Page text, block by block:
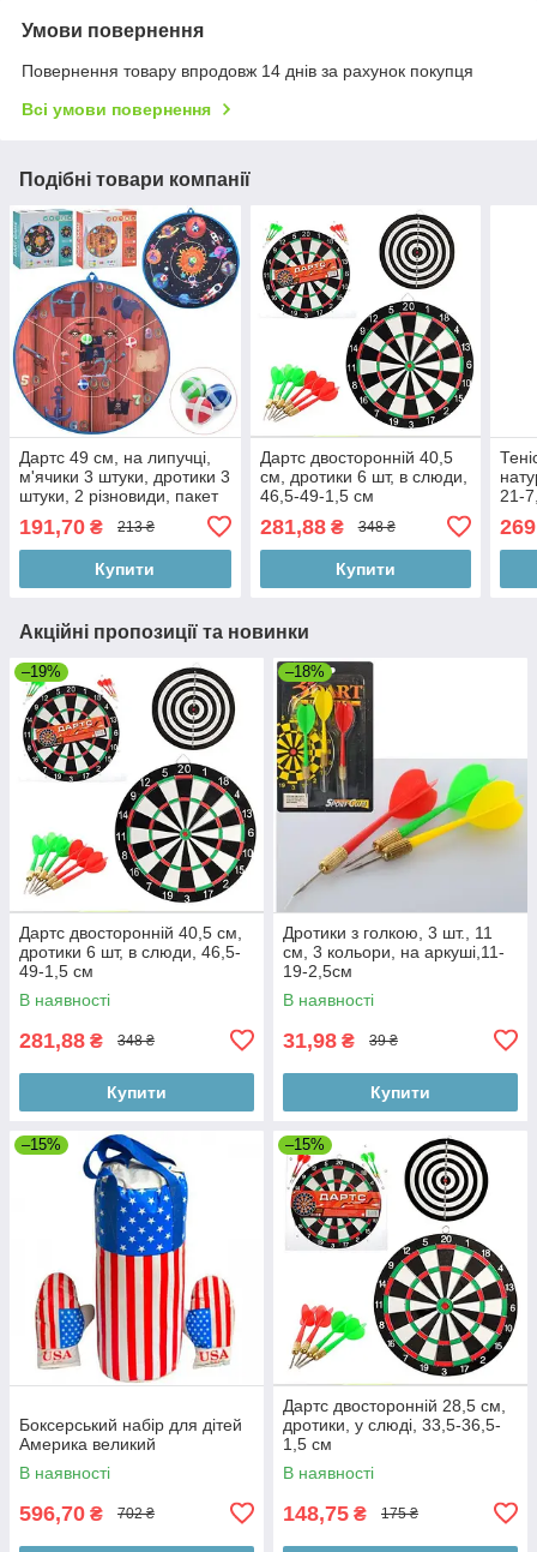
Умови повернення
Повернення товару впродовж 14 днів за рахунок покупця
Всі умови повернення
Подібні товари компанії
Дартс 49 см, на липучці,
м'ячики 3 штуки, дротики 3
штуки, 2 різновиди, пакет
191,70 ₴ 213 ₴
Купити
Дартс двосторонній 40,5
см, дротики 6 шт, в слюди,
46,5-49-1,5 см
281,88₴ 348 ₴
Купити
21-
Акційні пропозиції та новинки
–19%
Дартс двосторонній 40,5 см,
дротики 6 шт, в слюди, 46,5-
49-1,5 см
В наявності
281,88 ₴ 348 ₴
Купити
–18%
Дротики з голкою, 3 шт., 11
см, 3 кольори, на аркуші,11-
19-2,5см
В наявності
31,98 ₴ 39 ₴
Купити
–15%
Боксерський набір для дітей
Америка великий
В наявності
596,70 ₴ 702 ₴
–15%
Дартс двосторонній 28,5 см,
дротики, у слюді, 33,5-36,5-
1,5 см
В наявності
148,75 ₴ 175 ₴